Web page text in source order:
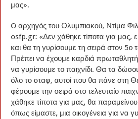
μας».
O αρχηγός του Ολυμπιακού, Ντίμα
osfp.gr: «Δεν χάθηκε τίποτα για μας,
και θα τη γυρίσουμε τη σειρά στον 5ο
Πρέπει να έχουμε καρδιά
να γυρίσουμε το παιχνίδι. Θα τα
όλο το σταφ, αυτοί που θα πάνε στη
φέρουμε την σειρά στο τελευταίο
χάθηκε τίποτα για μας, θα
όπως είμαστε, μια οικογένεια για να